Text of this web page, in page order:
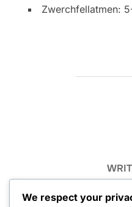
Zwerchfellatmen:
We respect your